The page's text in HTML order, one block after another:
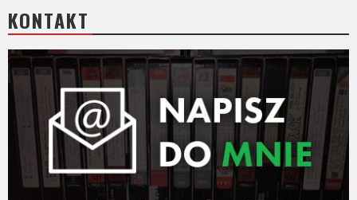
Amazon
Prime
Video
Apple
TV
+
Disney+
KONTAKT